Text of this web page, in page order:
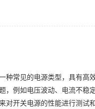
种常见的电源类型，具有高
，例如电压波动、电流不稳
对开关电源的性能进行测试